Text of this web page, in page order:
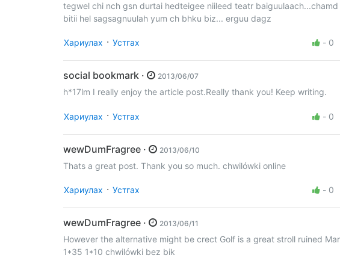
tegwel chi nch gsn durtai hedteigee niileed teatr baiguulaach...chamd
bitii hel sagsagnuulah yum ch bhku biz... erguu dagz
Хариулах · Устгах - 0
social bookmark · 2013/06/07
h*17lm I really enjoy the article post.Really thank you! Keep writing.
Хариулах · Устгах - 0
wewDumFragree · 2013/06/10
Thats a great post. Thank you so much. chwilówki online
Хариулах · Устгах - 0
wewDumFragree · 2013/06/11
However the alternative might be crect Golf is a great stroll ruined
1*35 1*10 chwilówki bez bik